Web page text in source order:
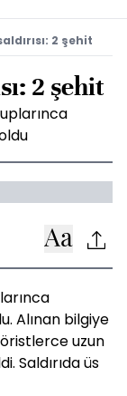
2 şehit
2 şehit
Alınan bilgiye
uzun
Saldırıda üs